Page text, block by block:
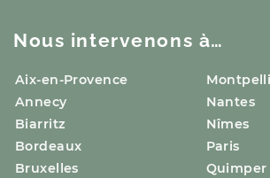
Nous intervenons à…
Aix-en-Provence
Annecy
Biarritz
Bordeaux
Bruxelles
Nantes
Nîmes
Paris
Quimper